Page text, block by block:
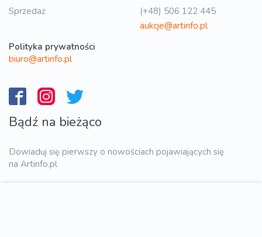
Sprzedaż
(+48) 506 122 445
aukcje@artinfo.pl
Polityka prywatności
biuro@artinfo.pl
Bądź na bieżąco
Dowiaduj się pierwszy o nowościach pojawiających się
na Artinfo.pl